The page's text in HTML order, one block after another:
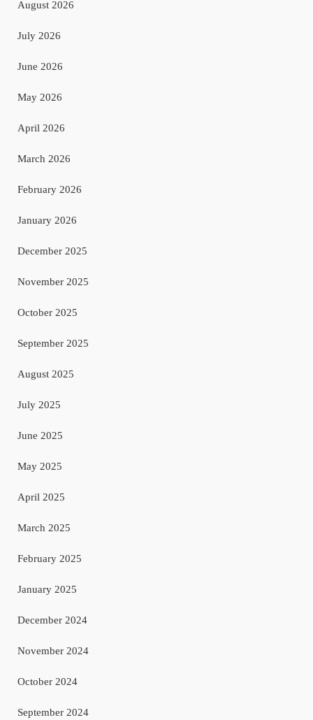
August 2026
July 2026
June 2026
May 2026
April 2026
March 2026
February 2026
January 2026
December 2025
November 2025
October 2025
September 2025
August 2025
July 2025
June 2025
May 2025
April 2025
March 2025
February 2025
January 2025
December 2024
November 2024
October 2024
September 2024